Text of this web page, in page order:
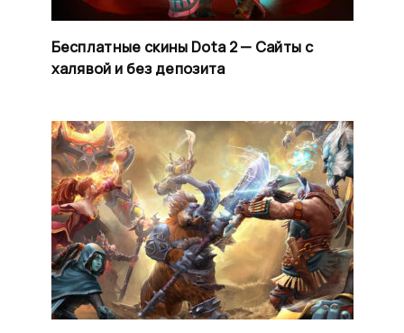
Бесплатные скины Dota 2 — Сайты с
халявой и без депозита